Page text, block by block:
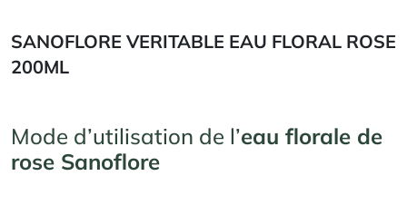
SANOFLORE VERITABLE EAU FLORAL ROSE
200ML
Mode d’utilisation de l’eau florale de
rose Sanoflore